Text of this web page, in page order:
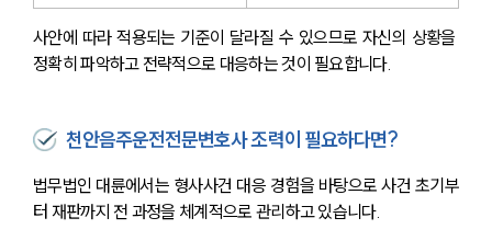
사안에 따라 적용되는 기준이 달라질 수 있으므로 자신의 상황을
정확히 파악하고 전략적으로 대응하는 것이 필요합니다.
천안음주운전전문변호사 조력이 필요하다면?
법무법인 대륜에서는 형사사건 대응 경험을 바탕으로 사건 초기부
터 재판까지 전 과정을 체계적으로 관리하고 있습니다.